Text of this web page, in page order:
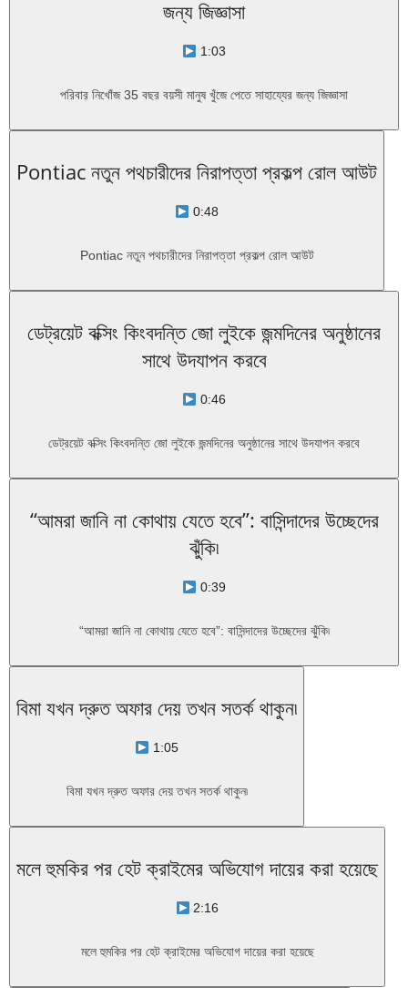
জন্য জিজ্ঞাসা
1:03
পরিবার নিখোঁজ 35 বছর বয়সী মানুষ খুঁজে পেতে সাহায্যের জন্য জিজ্ঞাসা
Pontiac নতুন পথচারীদের নিরাপত্তা প্রকল্প রোল আউট
0:48
Pontiac নতুন পথচারীদের নিরাপত্তা প্রকল্প রোল আউট
ডেট্রয়েট বক্সিং কিংবদন্তি জো লুইকে জন্মদিনের অনুষ্ঠানের
সাথে উদযাপন করবে
0:46
ডেট্রয়েট বক্সিং কিংবদন্তি জো লুইকে জন্মদিনের অনুষ্ঠানের সাথে উদযাপন করবে
“আমরা জানি না কোথায় যেতে হবে”: বাসিন্দাদের উচ্ছেদের
ঝুঁকি৷
0:39
“আমরা জানি না কোথায় যেতে হবে”: বাসিন্দাদের উচ্ছেদের ঝুঁকি৷
বিমা যখন দ্রুত অফার দেয় তখন সতর্ক থাকুন৷
1:05
বিমা যখন দ্রুত অফার দেয় তখন সতর্ক থাকুন৷
মলে হুমকির পর হেট ক্রাইমের অভিযোগ দায়ের করা হয়েছে
2:16
মলে হুমকির পর হেট ক্রাইমের অভিযোগ দায়ের করা হয়েছে